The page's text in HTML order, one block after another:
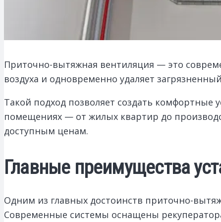
Приточно-вытяжная вентиляция — это
воздуха и одновременно удаляет
Такой подход позволяет создать
помещениях — от жилых квартир до
доступным ценам.
Главные преимущества
Одним из главных достоинств приточно-
Современные системы оснащены